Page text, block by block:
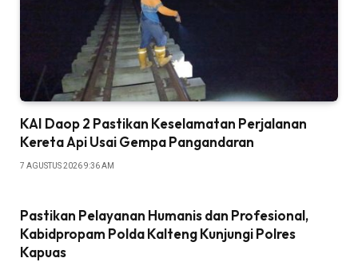
KAI Daop 2 Pastikan Keselamatan Perjalanan
Kereta Api Usai Gempa Pangandaran
7 AGUSTUS 2026 9:36 AM
Pastikan Pelayanan Humanis dan Profesional,
Kabidpropam Polda Kalteng Kunjungi Polres
Kapuas